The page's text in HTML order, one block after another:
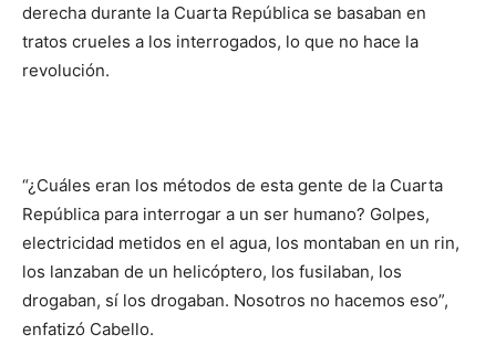
derecha durante la Cuarta República se basaban en
tratos crueles a los interrogados, lo que no hace la
revolución.
“¿Cuáles eran los métodos de esta gente de la Cuarta
República para interrogar a un ser humano? Golpes,
electricidad metidos en el agua, los montaban en un rin,
los lanzaban de un helicóptero, los fusilaban, los
drogaban, sí los drogaban. Nosotros no hacemos eso”,
enfatizó Cabello.